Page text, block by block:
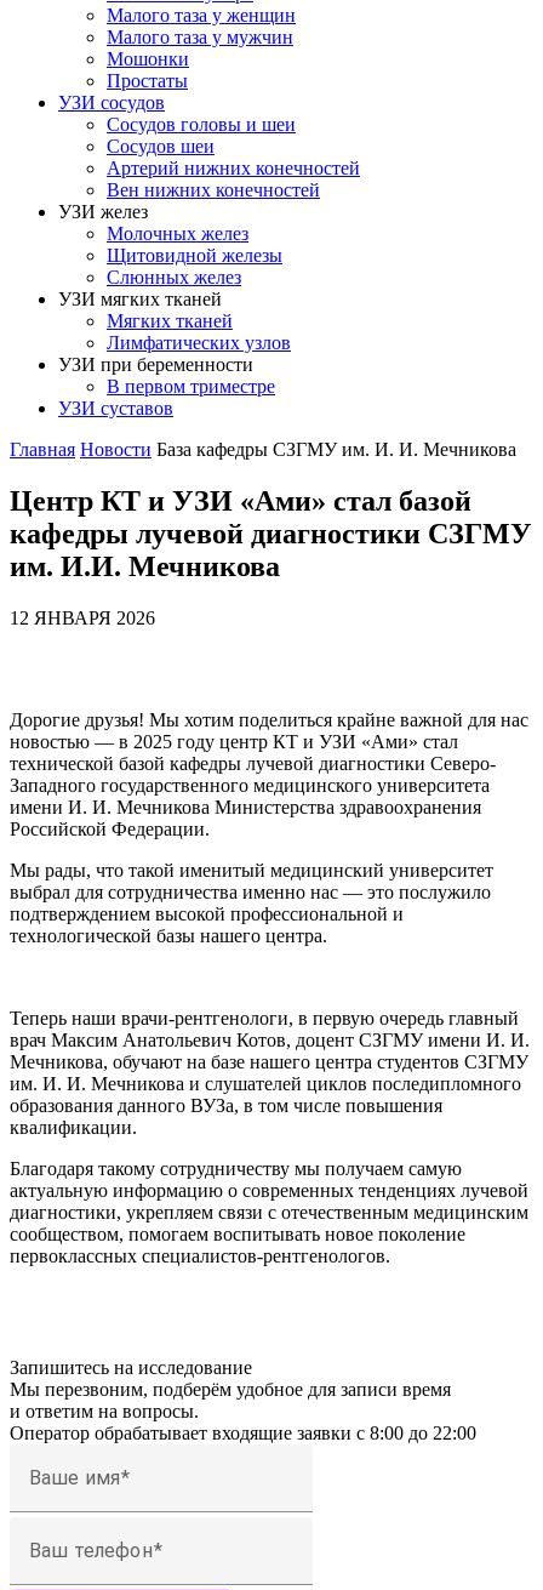
Малого таза у женщин
Малого таза у мужчин
Мошонки
Простаты
УЗИ сосудов
Сосудов головы и шеи
Сосудов шеи
Артерий нижних конечностей
Вен нижних конечностей
УЗИ желез
Молочных желез
Щитовидной железы
Слюнных желез
УЗИ мягких тканей
Мягких тканей
Лимфатических узлов
УЗИ при беременности
В первом триместре
УЗИ суставов
Главная Новости База кафедры СЗГМУ им. И. И. Мечникова
Центр КТ и УЗИ «Ами» стал базой
кафедры лучевой диагностики СЗГМУ
им. И.И. Мечникова
12 ЯНВАРЯ 2026
Дорогие друзья! Мы хотим поделиться крайне важной для нас
новостью — в 2025 году центр КТ и УЗИ «Ами» стал
технической базой кафедры лучевой диагностики Северо-
Западного государственного медицинского университета
имени И. И. Мечникова Министерства здравоохранения
Российской Федерации.
Мы рады, что такой именитый медицинский университет
выбрал для сотрудничества именно нас — это послужило
подтверждением высокой профессиональной и
технологической базы нашего центра.
Теперь наши врачи-рентгенологи, в первую очередь главный
врач Максим Анатольевич Котов, доцент СЗГМУ имени И. И.
Мечникова, обучают на базе нашего центра студентов СЗГМУ
им. И. И. Мечникова и слушателей циклов последипломного
образования данного ВУЗа, в том числе повышения
квалификации.
Благодаря такому сотрудничеству мы получаем самую
актуальную информацию о современных тенденциях лучевой
диагностики, укрепляем связи с отечественным медицинским
сообществом, помогаем воспитывать новое поколение
первоклассных специалистов-рентгенологов.
Запишитесь на исследование
Мы перезвоним, подберём удобное для записи время
и ответим на вопросы.
Оператор обрабатывает входящие заявки с 8:00 до 22:00
Ваше имя
Ваш телефон